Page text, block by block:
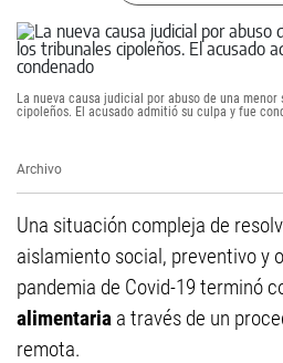
La nueva causa judicial por abuso de una
cipoleños. El acusado admitió su culpa y fue
Archivo
Una situación compleja de
aislamiento social, preventivo y
pandemia de Covid-19 terminó
alimentaria a través de un
remota.